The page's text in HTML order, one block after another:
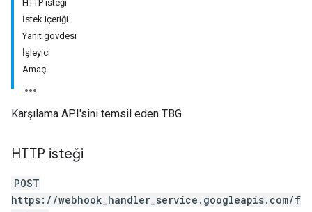
HTTP isteği
İstek içeriği
Yanıt gövdesi
İşleyici
Amaç
Karşılama API'sini temsil eden TBG
HTTP isteği
POST
https://webhook_handler_service.googleapis.com/f